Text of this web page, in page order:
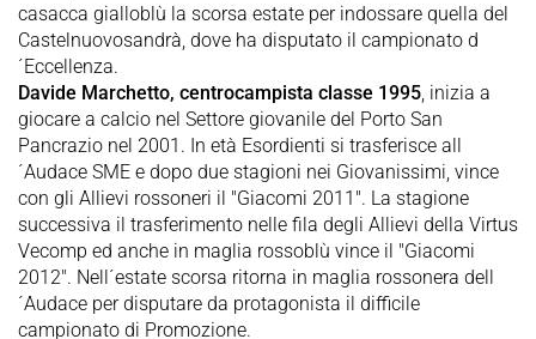
casacca gialloblù la scorsa estate per indossare quella del
Castelnuovosandrà, dove ha disputato il campionato d
´Eccellenza.
Davide Marchetto, centrocampista classe 1995, inizia a
giocare a calcio nel Settore giovanile del Porto San
Pancrazio nel 2001. In età Esordienti si trasferisce all
´Audace SME e dopo due stagioni nei Giovanissimi, vince
con gli Allievi rossoneri il "Giacomi 2011". La stagione
successiva il trasferimento nelle fila degli Allievi della Virtus
Vecomp ed anche in maglia rossoblù vince il "Giacomi
2012". Nell´estate scorsa ritorna in maglia rossonera dell
´Audace per disputare da protagonista il difficile
campionato di Promozione.